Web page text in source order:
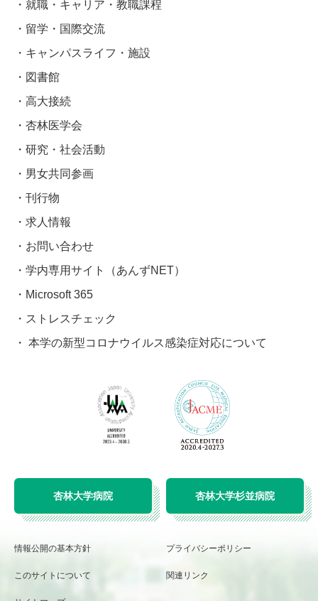
就職・キャリア・教職課程
留学・国際交流
キャンパスライフ・施設
図書館
高大接続
杏林医学会
研究・社会活動
男女共同参画
刊行物
求人情報
お問い合わせ
学内専用サイト（あんずNET）
Microsoft 365
ストレスチェック
本学の新型コロナウイルス感染症対応について
杏林大学病院 杏林大学杉並病院
情報公開の基本方針 プライバシーポリシー
このサイトについて 関連リンク